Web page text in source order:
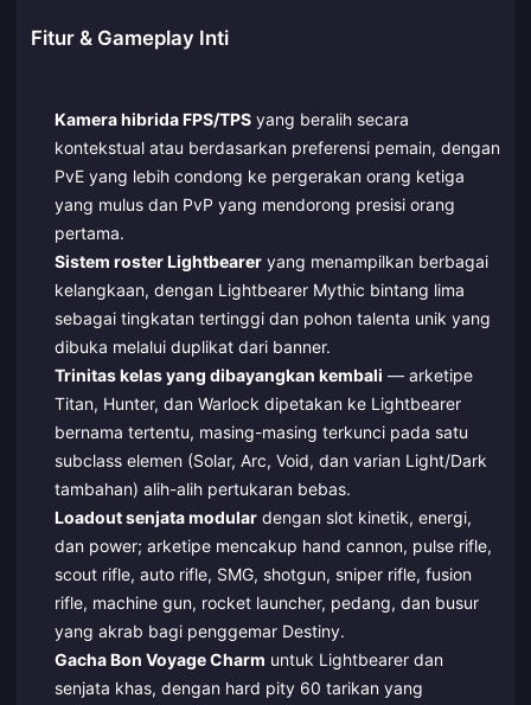
Fitur & Gameplay Inti
Kamera hibrida FPS/TPSyang beralih secara
kontekstual atau berdasarkan preferensi pemain, dengan
PvE yang lebih condong ke pergerakan orang ketiga
yang mulus dan PvP yang mendorong presisi orang
pertama.
Sistem roster Lightbeareryang menampilkan berbagai
kelangkaan, dengan Lightbearer Mythic bintang lima
sebagai tingkatan tertinggi dan pohon talenta unik yang
dibuka melalui duplikat dari banner.
Trinitas kelas yang dibayangkan kembali — arketipe
Titan, Hunter, dan Warlock dipetakan ke Lightbearer
bernama tertentu, masing-masing terkunci pada satu
subclass elemen (Solar, Arc, Void, dan varian Light/Dark
tambahan) alih-alih pertukaran bebas.
Loadout senjata modulardengan slot kinetik, energi,
dan power; arketipe mencakup hand cannon, pulse rifle,
scout rifle, auto rifle, SMG, shotgun, sniper rifle, fusion
rifle, machine gun, rocket launcher, pedang, dan busur
yang akrab bagi penggemar Destiny.
Gacha Bon Voyage Charm untuk Lightbearer dan
senjata khas, dengan hard pity 60 tarikan yang